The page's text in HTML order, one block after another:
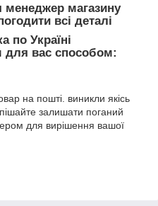
менеджер магазину
всі деталі
по Україні
для вас способом:
на пошті. виникли якісь
залишати поганий
для вирішення вашої